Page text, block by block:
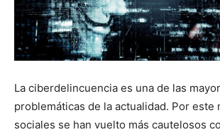
La ciberdelincuencia es una de las
problemáticas de la actualidad. Por este
sociales se han vuelto más cautelosos